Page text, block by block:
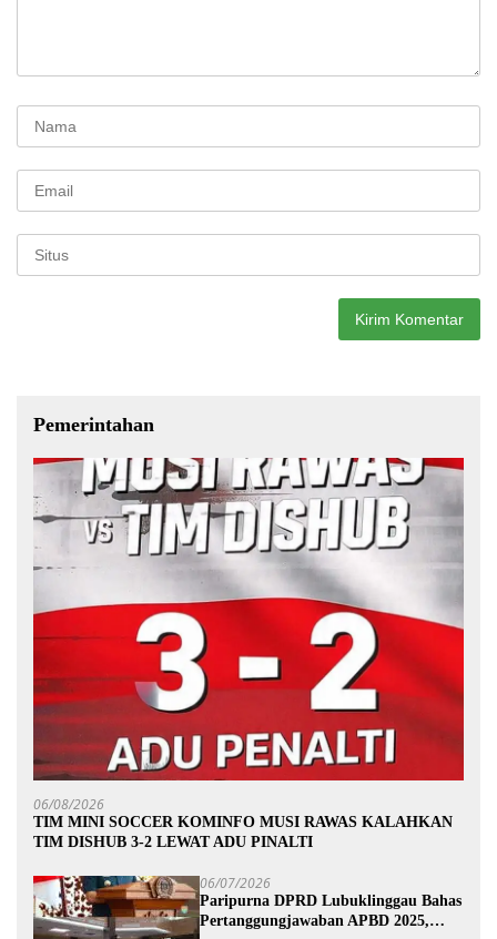
Pemerintahan
06/08/2026
TIM MINI SOCCER KOMINFO MUSI RAWAS KALAHKAN
TIM DISHUB 3-2 LEWAT ADU PINALTI
06/07/2026
Paripurna DPRD Lubuklinggau Bahas
Pertanggungjawaban APBD 2025,